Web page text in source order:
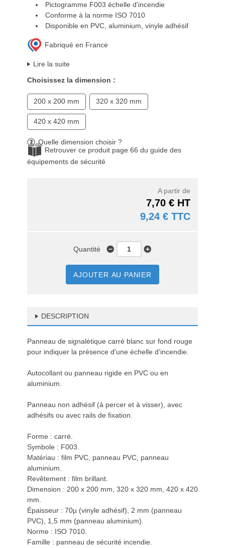
Pictogramme F003 échelle d'incendie
Conforme à la norme ISO 7010
Disponible en PVC, aluminium, vinyle adhésif
Fabriqué en France
Lire la suite
Choisissez la dimension :
200 x 200 mm 320 x 320 mm
420 x 420 mm
Quelle dimension choisir ?
Retrouver ce produit page 66 du guide des
équipements de sécurité
A partir de
7,70 € HT
9,24 € TTC
Quantité
AJOUTER AU PANIER
DESCRIPTION
Panneau de signalétique carré blanc sur fond rouge
pour indiquer la présence d'une échelle d'incendie.
Autocollant ou panneau rigide en PVC ou en
aluminium.
Panneau non adhésif (à percer et à visser), avec
adhésifs ou avec rails de fixation.
Forme : carré.
Symbole : F003.
Matériau : film PVC, panneau PVC, panneau
aluminium.
Revêtement : film brillant.
Dimension : 200 x 200 mm, 320 x 320 mm, 420 x 420
mm.
Épaisseur : 70µ (vinyle adhésif), 2 mm (panneau
PVC), 1,5 mm (panneau aluminium).
Norme : ISO 7010.
Famille : panneau de sécurité incendie.